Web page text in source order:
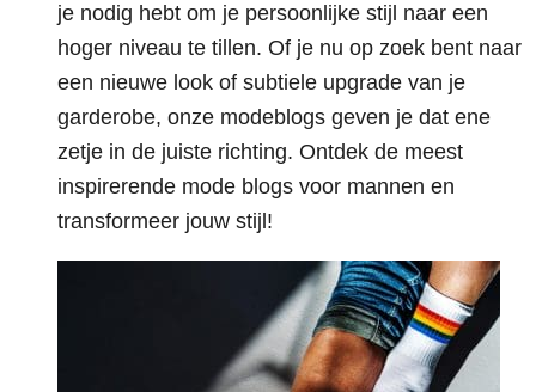
je nodig hebt om je persoonlijke stijl naar een
hoger niveau te tillen. Of je nu op zoek bent naar
een nieuwe look of subtiele upgrade van je
garderobe, onze modeblogs geven je dat ene
zetje in de juiste richting. Ontdek de meest
inspirerende mode blogs voor mannen en
transformeer jouw stijl!